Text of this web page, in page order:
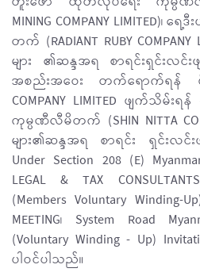
MINING COMPANY LIMITED)
တက် (RADIANT RUBY
များ ၏ဆန္ဒအရ စာရင်းရှင်းလင်
အစည်းအဝေး တက်ရောက်ရန် ဖိတ်က
COMPANY LIMITED ဖျက်သိမ်းရ
ကုမ္ပဏီလီမိတက် (SHIN NITTA
များ၏ဆန္ဒအရ စာရင်း ရှင်းလင်း
Under Section 208 (E)
LEGAL & TAX
(Members Voluntary Winding-
MEETING၊ System Road
(Voluntary Winding - Up)
ပါဝင်ပါသည်။